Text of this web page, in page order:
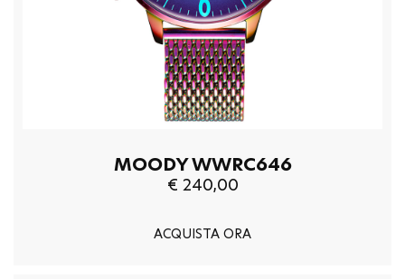
MOODY WWRC646
€ 240,00
ACQUISTA ORA